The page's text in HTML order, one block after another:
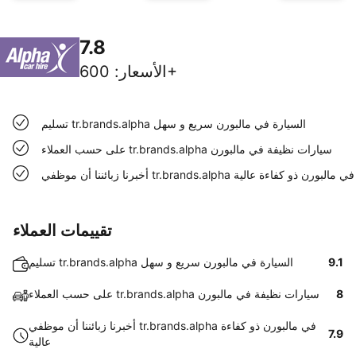
7.8
الأسعار : 600+
تسليم tr.brands.alpha السيارة في مالبورن سريع و سهل
على حسب العملاء tr.brands.alpha سيارات نظيفة في مالبورن
أخبرنا زبائننا أن موظفي tr.brands.alpha في مالبورن ذو كفاءة عالية
تقييمات العملاء
تسليم tr.brands.alpha السيارة في مالبورن سريع و سهل 9.1
على حسب العملاء tr.brands.alpha سيارات نظيفة في مالبورن 8
أخبرنا زبائننا أن موظفي tr.brands.alpha في مالبورن ذو كفاءة
عالية
7.9